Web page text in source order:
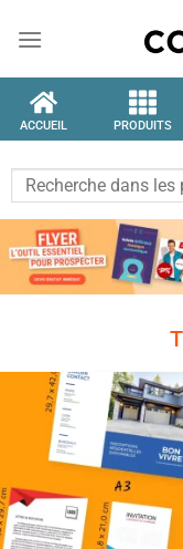
ACCUEIL PRODUITS